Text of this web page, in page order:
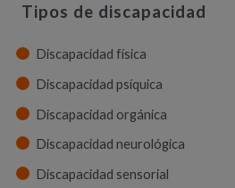
Tipos de discapacidad
Discapacidad física
Discapacidad psíquica
Discapacidad orgánica
Discapacidad neurológica
Discapacidad sensorial